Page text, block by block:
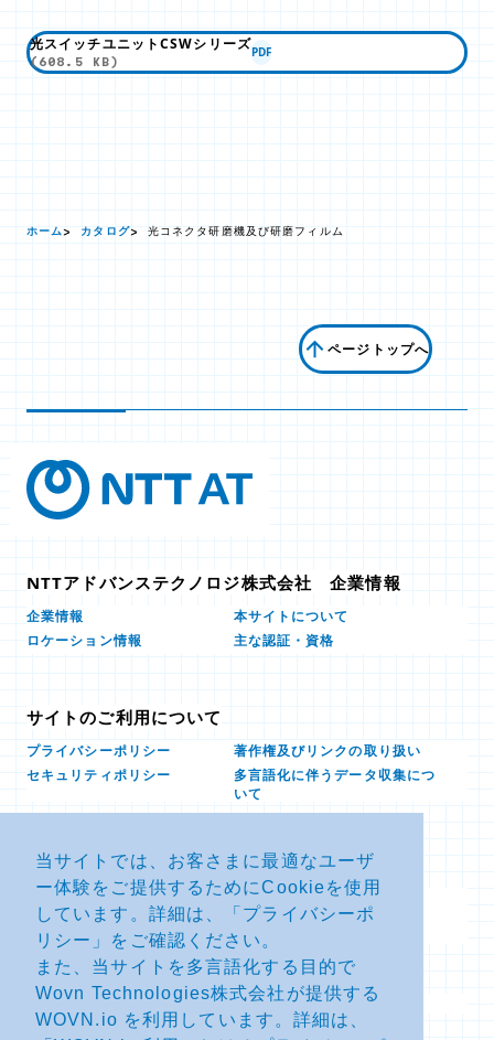
当サイトでは、お客さまに最適なユーザ
ー体験をご提供するためにCookieを使用
しています。詳細は、「 プライバシーポ
リシー 」をご確認ください。
また、当サイトを多言語化する目的で
Wovn Technologies株式会社が提供する
WOVN.io を利用しています。詳細は、
光スイッチユニットCSWシリーズ
(608.5 KB)
PDF
ホーム カタログ 光コネクタ研磨機及び研磨フィルム
ページトップへ
NTTアドバンステクノロジ株式会社 企業情報
企業情報
本サイトについて
ロケーション情報
主な認証・資格
サイトのご利用について
プライバシーポリシー
著作権及びリンクの取り扱い
セキュリティポリシー
多言語化に伴うデータ収集につ
いて
お問い合せ
よくあるお問い合わせFAQ
SDSダウンロード
製品・サービスに関する重要な
お知らせ
その他のお問い合わせ
サイトマップ